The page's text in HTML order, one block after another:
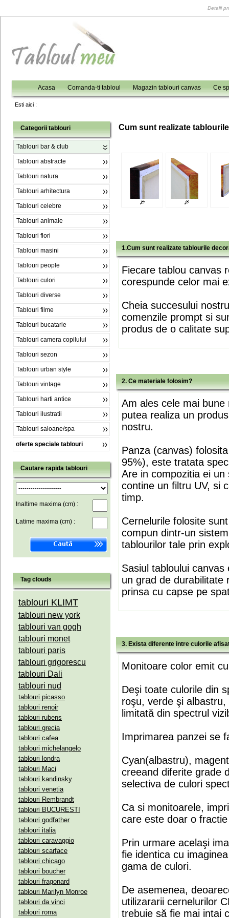
Detalii
Acasa Comanda-ti tabloul Magazin tablouri canvas Ce
Esti aici :
Categorii tablouri
Tablouri bar & club
Tablouri abstracte
Tablouri natura
Tablouri arhitectura
Tablouri celebre
Tablouri animale
Tablouri flori
Tablouri masini
Tablouri people
Tablouri culori
Tablouri diverse
Tablouri filme
Tablouri bucatarie
Tablouri camera copilului
Tablouri sezon
Tablouri urban style
Tablouri vintage
Tablouri harti antice
Tablouri ilustratii
Tablouri saloane/spa
oferte speciale tablouri
Cautare rapida tablouri
Inaltime maxima (cm) :
Latime maxima (cm) :
Tag clouds
tablouri KLIMT
tablouri new york
tablouri van gogh
tablouri monet
tablouri paris
tablouri grigorescu
tablouri Dali
tablouri nud
tablouri picasso
tablouri renoir
tablouri rubens
tablouri grecia
tablouri cafea
tablouri michelangelo
tablouri londra
tablouri Maci
tablouri kandinsky
tablouri venetia
tablouri Rembrandt
tablouri BUCURESTI
tablouri godfather
tablouri italia
tablouri caravaggio
tablouri scarface
tablouri chicago
tablouri boucher
tablouri fragonard
tablouri Marilyn Monroe
tablouri da vinci
tablouri roma
Cum sunt realizate
1.Cum sunt realizate tablourile
Fiecare tablou canvas
corespunde celor mai
Cheia succesului
comenzile prompt si
produs de o calitate
2. Ce materiale folosim?
Am ales cele mai
putea realiza un
nostru.
Panza (canvas)
95%), este tratata
Are in compozitia ei
contine un filtru UV, si
timp.
Cernelurile folosite
compun dintr-un
tablourilor tale prin
Sasiul tabloului
un grad de durabilitate
prinsa cu capse pe
3. Exista diferente intre culorile
Monitoare color emit
Deşi toate culorile din
roşu, verde şi
limitată din spectrul
Imprimarea panzei se
Cyan(albastru),
creeand diferite grade
selectiva de culori
Ca si monitoarele,
care este doar o
Prin urmare acelaşi
fie identica cu
gama de culori.
De asemenea,
utilizararii cernelurilor
trebuie să fie mai intai